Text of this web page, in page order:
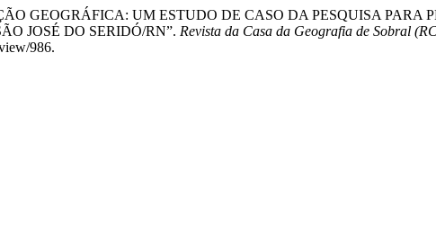
GEOGRÁFICA: UM ESTUDO DE CASO DA PESQUISA
JOSÉ DO SERIDÓ/RN”. Revista da Casa da Geografia de Sobral
986.